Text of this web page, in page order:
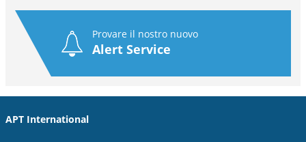
Provare il nostro nuovo
Alert Service
APT International